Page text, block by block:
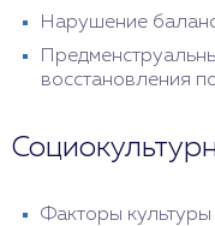
Нарушение
восстановления
Факторы